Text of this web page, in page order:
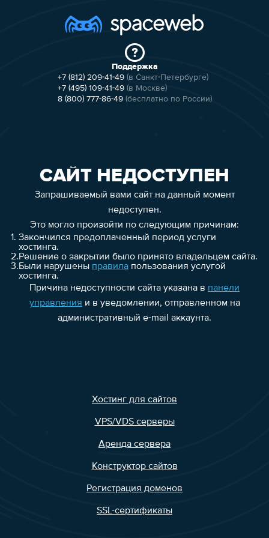
Поддержка
+7 (812) 209-41-49 (в Санкт-Петербурге)
+7 (495) 109-41-49 (в Москве)
8 (800) 777-86-49 (бесплатно по России)
САЙТ НЕДОСТУПЕН
Запрашиваемый вами сайт на данный момент
недоступен.
Это могло произойти по следующим причинам:
1. Закончился предоплаченный период услуги
хостинга.
2.Решение о закрытии было принято владельцем сайта.
3.Были нарушены правилапользования услугой
хостинга.
Причина недоступности сайта указана в панели
управления и в уведомлении, отправленном на
административный e-mail аккаунта.
Хостинг для сайтов
VPS/VDS серверы
Аренда сервера
Конструктор сайтов
Регистрация доменов
SSL-сертификаты